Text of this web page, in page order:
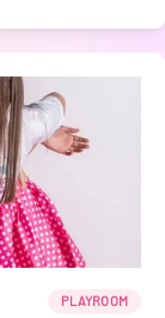
PLAYROOM